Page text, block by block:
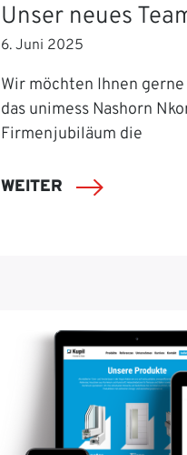
Unser neues
6. Juni 2025
Wir möchten Ihnen
das unimess Nashorn
Firmenjubiläum die
WEITER